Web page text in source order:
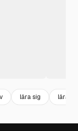
lära sig